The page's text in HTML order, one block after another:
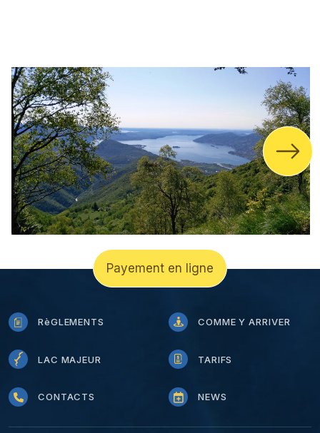
RèGLEMENTS COMME Y ARRIVER
LAC MAJEUR TARIFS
CONTACTS NEWS
Payement en ligne